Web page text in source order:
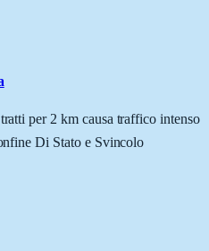
per 2 km causa traffico intenso
Di Stato e Svincolo